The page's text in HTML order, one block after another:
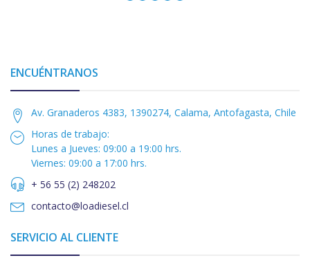
ENCUÉNTRANOS
Av. Granaderos 4383, 1390274, Calama, Antofagasta, Chile
Horas de trabajo:
Lunes a Jueves: 09:00 a 19:00 hrs.
Viernes: 09:00 a 17:00 hrs.
+ 56 55 (2) 248202
contacto@loadiesel.cl
SERVICIO AL CLIENTE